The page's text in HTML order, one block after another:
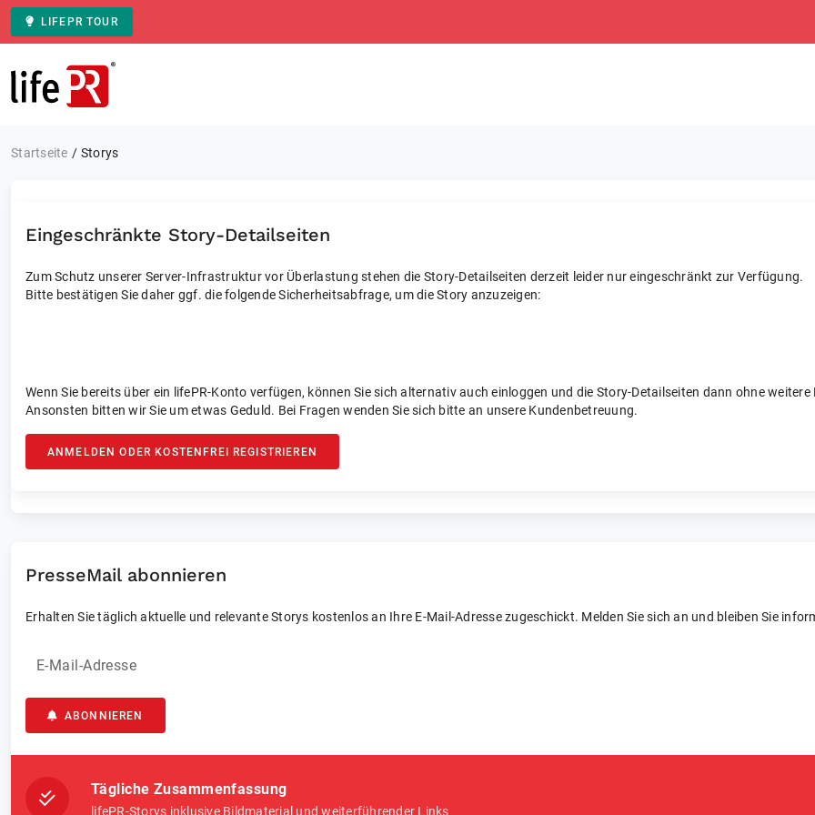
LIFEPR TOUR
Zur Startseite
Startseite Storys
Eingeschränkte Story-Detailseiten
Zum Schutz unserer Server-Infrastruktur vor Überlastung stehen die Story-Detailseiten derzeit leider nur eingeschränkt zur Verfügung.
Bitte bestätigen Sie daher ggf. die folgende Sicherheitsabfrage, um die Story anzuzeigen:
Wenn Sie bereits über ein lifePR-Konto verfügen, können Sie sich alternativ auch einloggen und die Story-Detailseiten dann ohne
Ansonsten bitten wir Sie um etwas Geduld. Bei Fragen wenden Sie sich bitte an unsere Kundenbetreuung.
ANMELDEN ODER KOSTENFREI REGISTRIEREN
PresseMail abonnieren
Erhalten Sie täglich aktuelle und relevante Storys kostenlos an Ihre E-Mail-Adresse zugeschickt. Melden Sie sich an und bleiben Sie
E-Mail-Adresse
ABONNIEREN
Tägliche Zusammenfassung
lifePR-Storys inklusive Bildmaterial und weiterführender Links